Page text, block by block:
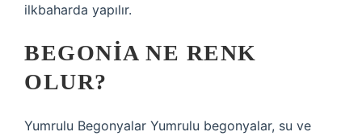
ilkbaharda yapılır.
BEGONIA NE RENK
OLUR?
Yumrulu Begonyalar Yumrulu begonyalar, su ve